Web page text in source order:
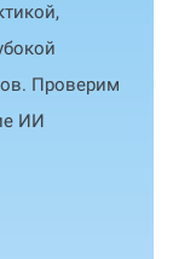
Проверим
ИИ